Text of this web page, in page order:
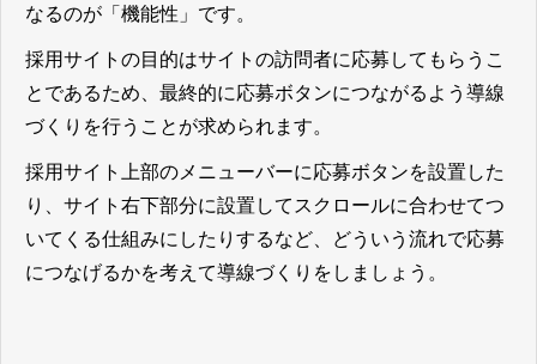
なるのが「機能性」です。
採用サイトの目的はサイトの訪問者に応募してもらうこ
とであるため、最終的に応募ボタンにつながるよう導線
づくりを行うことが求められます。
採用サイト上部のメニューバーに応募ボタンを設置した
り、サイト右下部分に設置してスクロールに合わせてつ
いてくる仕組みにしたりするなど、どういう流れで応募
につなげるかを考えて導線づくりをしましょう。